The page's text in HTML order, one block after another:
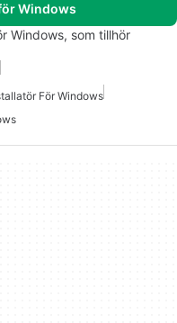
Windows
Windows, som tillhör
För Windows